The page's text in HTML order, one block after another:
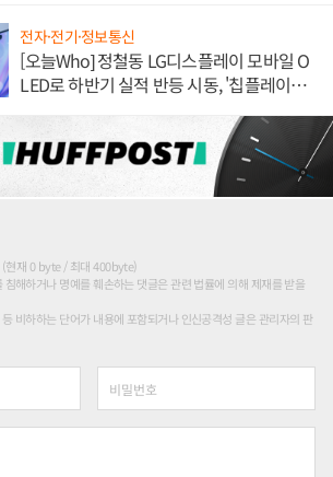
전자·전기·정보통신
[오늘Who] 정철동 LG디스플레이 모바일 O
LED로 하반기 실적 반등 시동, '칩플레이
(현재 0 byte / 최대 400byte)
침해하거나 명예를 훼손하는 댓글은 관련 법률에 의해 제재를 받을
비하하는 단어가 내용에 포함되거나 인신공격성 글은 관리자의 판